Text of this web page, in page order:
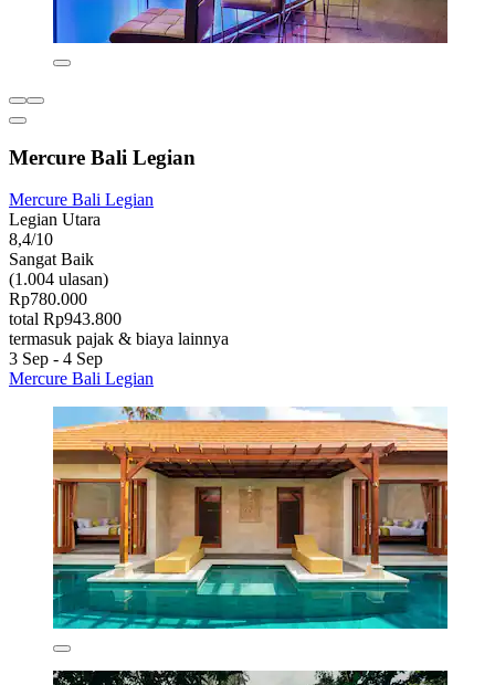
Mercure Bali Legian
Mercure Bali Legian
Legian Utara
8,4/10
Sangat Baik
(1.004 ulasan)
Rp780.000
total Rp943.800
termasuk pajak & biaya lainnya
3 Sep - 4 Sep
Mercure Bali Legian